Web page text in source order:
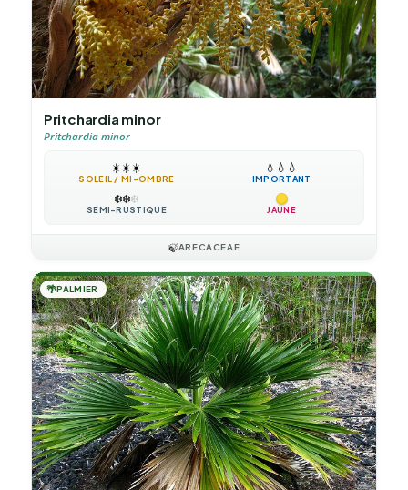
Pritchardia minor
Pritchardia minor
☀️☀️☀️
SOLEIL / MI-OMBRE
💧 💧 💧
IMPORTANT
❄️❄️❄️
SEMI-RUSTIQUE JAUNE
🍃ARECACEAE
🌴PALMIER